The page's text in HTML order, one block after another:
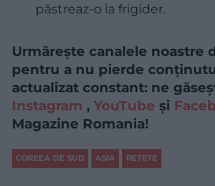
păstreaz-o la frigider.
Urmărește canalele noastre
pentru a nu pierde
actualizat constant: ne
Instagram , YouTube și
Magazine Romania!
COREEA DE SUD ASIA REȚETE